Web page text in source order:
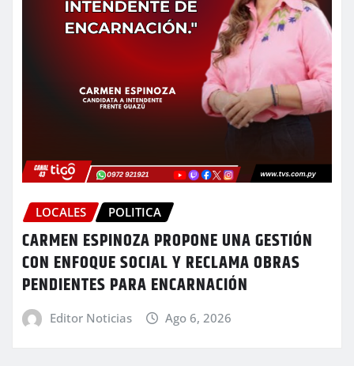
LOCALES POLITICA
CARMEN ESPINOZA PROPONE UNA GESTIÓN
CON ENFOQUE SOCIAL Y RECLAMA OBRAS
PENDIENTES PARA ENCARNACIÓN
Editor Noticias Ago 6, 2026